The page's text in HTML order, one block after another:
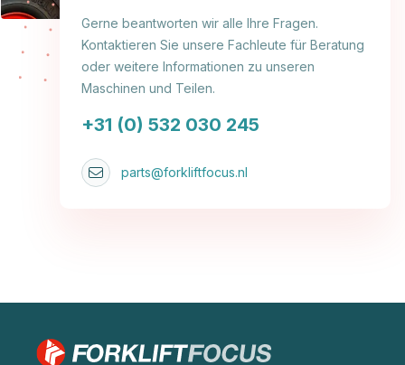
Gerne beantworten wir alle Ihre Fragen.
Kontaktieren Sie unsere Fachleute für Beratung
oder weitere Informationen zu unseren
Maschinen und Teilen.
+31 (0) 532 030 245
parts@forkliftfocus.nl